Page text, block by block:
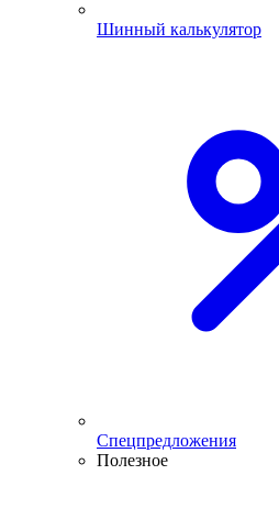
Шинный калькулятор
Спецпредложения
Полезное